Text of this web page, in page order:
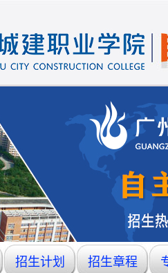
招生计划 招生章程